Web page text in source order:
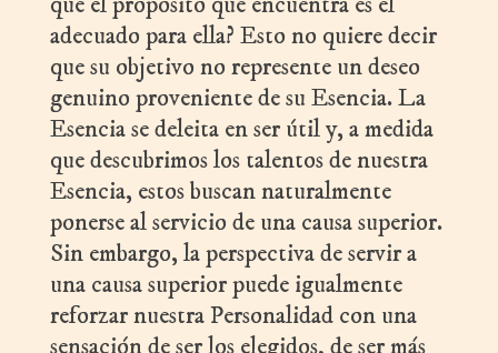
adecuado para ella? Esto no quiere decir
que su objetivo no represente un deseo
genuino proveniente de su Esencia. La
Esencia se deleita en ser útil y, a medida
que descubrimos los talentos de nuestra
Esencia, estos buscan naturalmente
ponerse al servicio de una causa superior.
Sin embargo, la perspectiva de servir a
una causa superior puede igualmente
reforzar nuestra Personalidad con una
sensación de ser los elegidos, de ser más